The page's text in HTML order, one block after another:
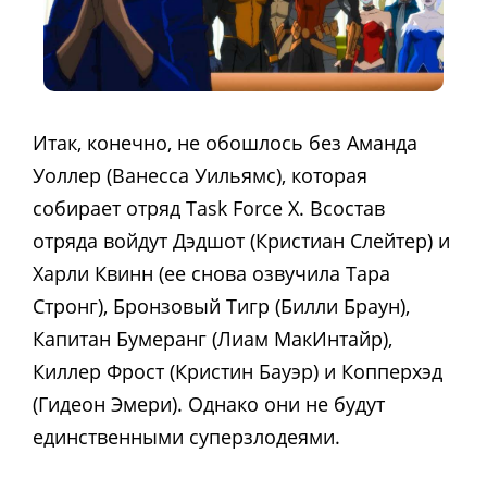
Итак, конечно, не обошлось без Аманда
Уоллер (Ванесса Уильямс), которая
собирает отряд Task Force X. Всостав
отряда войдут Дэдшот (Кристиан Слейтер) и
Харли Квинн (ее снова озвучила Тара
Стронг), Бронзовый Тигр (Билли Браун),
Капитан Бумеранг (Лиам МакИнтайр),
Киллер Фрост (Кристин Бауэр) и Копперхэд
(Гидеон Эмери). Однако они не будут
единственными суперзлодеями.